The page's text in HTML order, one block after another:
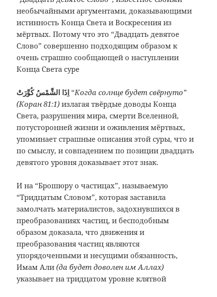
необычайными аргументами, доказывающими
истинность Конца Света и Воскресения из
мёртвых. Потому что это “Двадцать девятое
Слово” совершенно подходящим образом к
очень страшно сообщающей о наступлении
Конца Света суре
“Когда солнце будет свёрнуто”
(Коран 81:1)излагая твёрдые доводы Конца
Света, разрушения мира, смерти Вселенной,
потусторонней жизни и оживления мёртвых,
упоминает страшные описания этой суры, что и
по смыслу, и совпадением по позиции двадцать
девятого уровня доказывает этот знак.
И на “Брошюру о частицах”, называемую
“Тридцатым Словом”, которая заставила
замолчать материалистов, задохнувшихся в
преобразованиях частиц, и бесподобным
образом доказала, что движения и
преобразования частиц являются
упорядоченными и несущими обязанность,
Имам Али(да будет доволен им Аллах)
указывает на тридцатом уровне клятвой